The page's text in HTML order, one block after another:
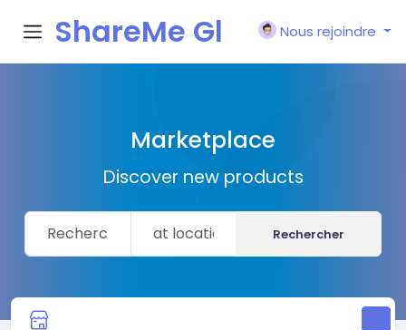
ShareMe Gl
Nous rejoindre
Marketplace
Discover new products
Rechercher